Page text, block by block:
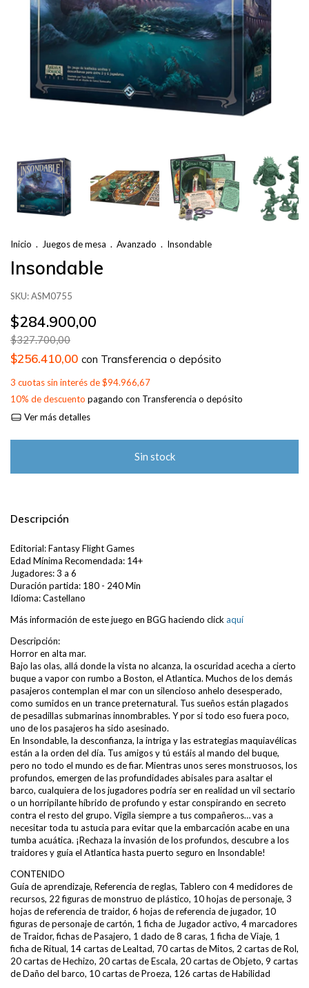
Inicio . Juegos de mesa . Avanzado . Insondable
Insondable
SKU:ASM0755
$284.900,00
$327.700,00
$256.410,00 con Transferencia o depósito
3 cuotas sin interés de$94.966,67
10% de descuento pagando con Transferencia o depósito
Ver más detalles
Descripción
Editorial: Fantasy Flight Games
Edad Mínima Recomendada: 14+
Jugadores: 3 a 6
Duración partida: 180 - 240 Min
Idioma: Castellano
Más información de este juego en BGG haciendo click aquí
Descripción:
Horror en alta mar.
Bajo las olas, allá donde la vista no alcanza, la oscuridad acecha a cierto
buque a vapor con rumbo a Boston, el Atlantica. Muchos de los demás
pasajeros contemplan el mar con un silencioso anhelo desesperado,
como sumidos en un trance preternatural. Tus sueños están plagados
de pesadillas submarinas innombrables. Y por si todo eso fuera poco,
uno de los pasajeros ha sido asesinado.
En Insondable, la desconfianza, la intriga y las estrategias maquiavélicas
están a la orden del día. Tus amigos y tú estáis al mando del buque,
pero no todo el mundo es de fiar. Mientras unos seres monstruosos, los
profundos, emergen de las profundidades abisales para asaltar el
barco, cualquiera de los jugadores podría ser en realidad un vil sectario
o un horripilante híbrido de profundo y estar conspirando en secreto
contra el resto del grupo. Vigila siempre a tus compañeros… vas a
necesitar toda tu astucia para evitar que la embarcación acabe en una
tumba acuática. ¡Rechaza la invasión de los profundos, descubre a los
traidores y guía el Atlantica hasta puerto seguro en Insondable!
CONTENIDO
Guía de aprendizaje, Referencia de reglas, Tablero con 4 medidores de
recursos, 22 figuras de monstruo de plástico, 10 hojas de personaje, 3
hojas de referencia de traidor, 6 hojas de referencia de jugador, 10
figuras de personaje de cartón, 1 ficha de Jugador activo, 4 marcadores
de Traidor, fichas de Pasajero, 1 dado de 8 caras, 1 ficha de Viaje, 1
ficha de Ritual, 14 cartas de Lealtad, 70 cartas de Mitos, 2 cartas de Rol,
20 cartas de Hechizo, 20 cartas de Escala, 20 cartas de Objeto, 9 cartas
de Daño del barco, 10 cartas de Proeza, 126 cartas de Habilidad